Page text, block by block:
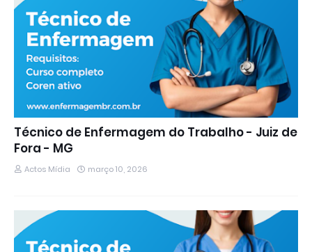
Técnico de Enfermagem do Trabalho - Juiz de
Fora - MG
Actos Mídia março 10, 2026